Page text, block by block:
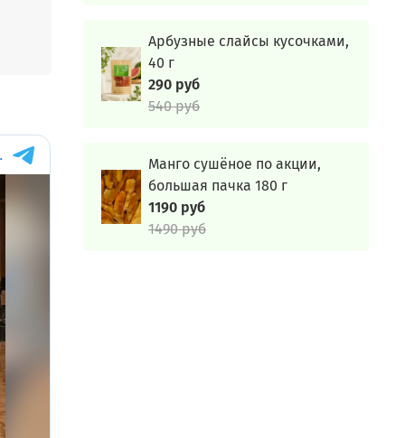
и
Арбузные слайсы кусочками,
40 г
290 руб
540 руб
Манго сушёное по акции,
большая пачка 180 г
1190 руб
1490 руб